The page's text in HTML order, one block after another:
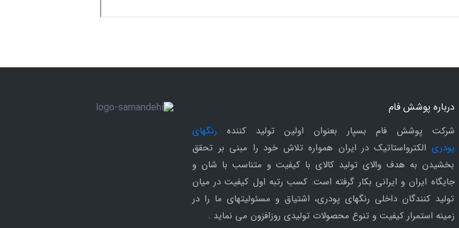
درباره پوشش فام
شرکت پوشش فام بسپار بعنوان اولین تولید کننده رنگهای
پودری الکترواستاتیک در ایران همواره تلاش خود را مبنی بر تحقق
بخشیدن به هدف والای تولید کالای با کیفیت و متناسب با شان و
جایگاه ایران و ایرانی بکار گرفته است. کسب رتبه اول کیفیت در میان
تولید کنندگان داخلی رنگهای پودری، اشتیاق و مسئولیتهای ما را در
زمینه استمرار کیفیت و تنوع محصولات تولیدی روزافزون می نماید .